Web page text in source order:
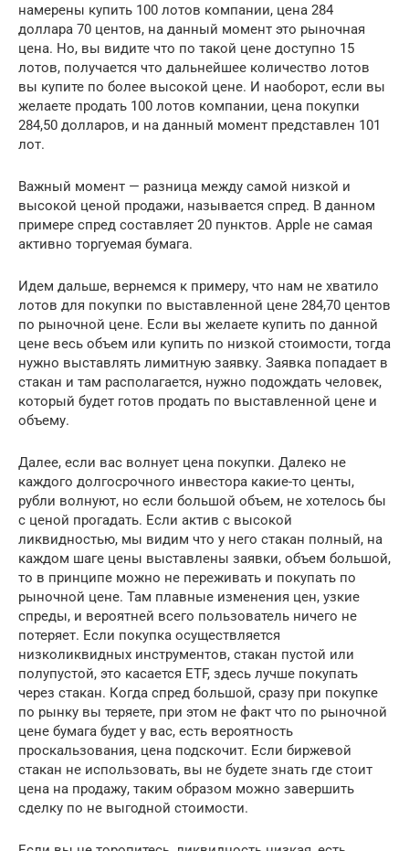
намерены купить 100 лотов компании, цена 284
доллара 70 центов, на данный момент это рыночная
цена. Но, вы видите что по такой цене доступно 15
лотов, получается что дальнейшее количество лотов
вы купите по более высокой цене. И наоборот, если вы
желаете продать 100 лотов компании, цена покупки
284,50 долларов, и на данный момент представлен 101
лот.
Важный момент — разница между самой низкой и
высокой ценой продажи, называется спред. В данном
примере спред составляет 20 пунктов. Apple не самая
активно торгуемая бумага.
Идем дальше, вернемся к примеру, что нам не хватило
лотов для покупки по выставленной цене 284,70 центов
по рыночной цене. Если вы желаете купить по данной
цене весь объем или купить по низкой стоимости, тогда
нужно выставлять лимитную заявку. Заявка попадает в
стакан и там располагается, нужно подождать человек,
который будет готов продать по выставленной цене и
объему.
Далее, если вас волнует цена покупки. Далеко не
каждого долгосрочного инвестора какие-то центы,
рубли волнуют, но если большой объем, не хотелось бы
с ценой прогадать. Если актив с высокой
ликвидностью, мы видим что у него стакан полный, на
каждом шаге цены выставлены заявки, объем большой,
то в принципе можно не переживать и покупать по
рыночной цене. Там плавные изменения цен, узкие
спреды, и вероятней всего пользователь ничего не
потеряет. Если покупка осуществляется
низколиквидных инструментов, стакан пустой или
полупустой, это касается ETF, здесь лучше покупать
через стакан. Когда спред большой, сразу при покупке
по рынку вы теряете, при этом не факт что по рыночной
цене бумага будет у вас, есть вероятность
проскальзования, цена подскочит. Если биржевой
стакан не использовать, вы не будете знать где стоит
цена на продажу, таким образом можно завершить
сделку по не выгодной стоимости.